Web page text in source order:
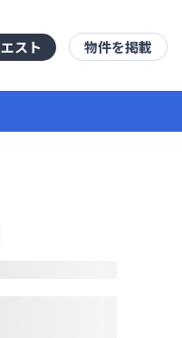
スト 物件を掲載